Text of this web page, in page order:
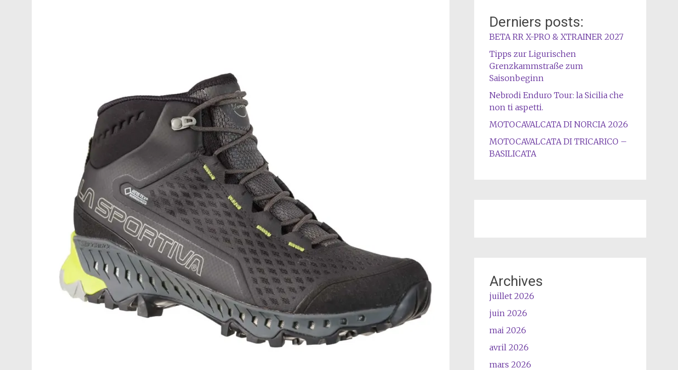
Derniers posts:
BETA RR X-PRO & XTRAINER 2027
Tipps zur Ligurischen
Grenzkammstraße zum
Saisonbeginn
Nebrodi Enduro Tour: la Sicilia che
non ti aspetti.
MOTOCAVALCATA DI NORCIA 2026
MOTOCAVALCATA DI TRICARICO –
BASILICATA
Archives
juillet 2026
juin 2026
mai 2026
avril 2026
mars 2026